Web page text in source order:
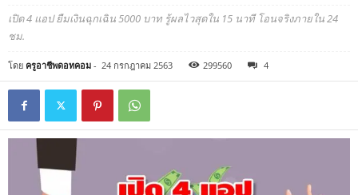
เปิด 4 แอป ยืมเงินฉุกเฉิน 5000 บาท รู้ผลไวสุดใน 15 นาที โอนจริงภายใน 24
ชม.
โดย ครูอาชีพดอทคอม - 24 กรกฎาคม 2563 299560 4